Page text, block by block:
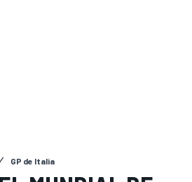
GP de Italia